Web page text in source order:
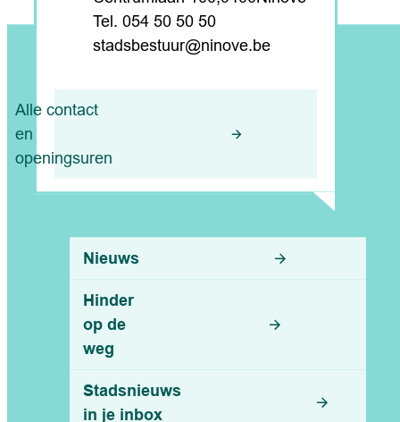
054 50 50 50
E-mailstadsbestuur@ninove.be
Alle contact
en
openingsuren
Nuttige links
Nieuws
Hinder
op de
weg
Stadsnieuws
in je inbox